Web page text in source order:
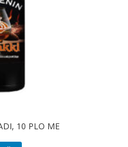
10 PLO ME